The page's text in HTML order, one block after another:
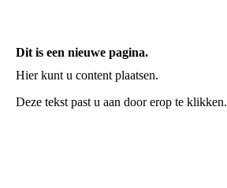
Dit is een nieuwe pagina.
Hier kunt u content plaatsen.
Deze tekst past u aan door erop te klikken.